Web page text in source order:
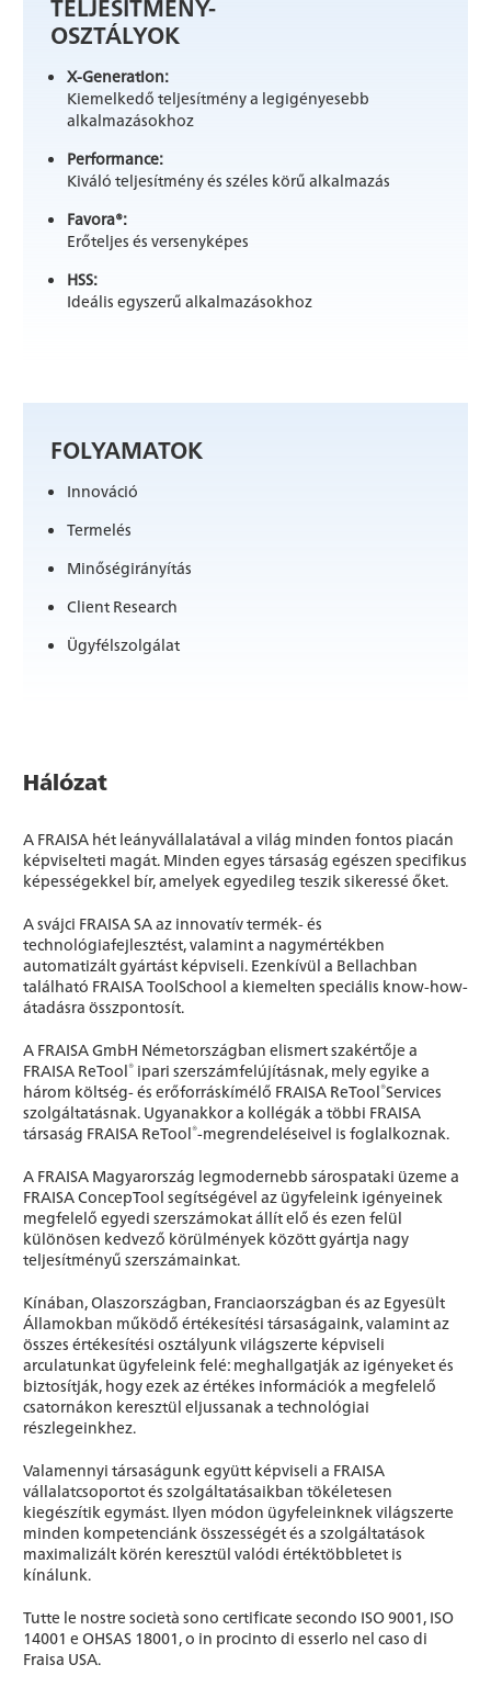
TELJESÍTMÉNY-
OSZTÁLYOK
X-Generation:
Kiemelkedő teljesítmény a legigényesebb
alkalmazásokhoz
Performance:
Kiváló teljesítmény és széles körű alkalmazás
Favora®:
Erőteljes és versenyképes
HSS:
Ideális egyszerű alkalmazásokhoz
FOLYAMATOK
Innováció
Termelés
Minőségirányítás
Client Research
Ügyfélszolgálat
Hálózat
A FRAISA hét leányvállalatával a világ minden fontos piacán
képviselteti magát. Minden egyes társaság egészen specifikus
képességekkel bír, amelyek egyedileg teszik sikeressé őket.
A svájci FRAISA SA az innovatív termék- és
technológiafejlesztést, valamint a nagymértékben
automatizált gyártást képviseli. Ezenkívül a Bellachban
található FRAISA ToolSchool a kiemelten speciális know-how-
átadásra összpontosít.
A FRAISA GmbH Németországban elismert szakértője a
FRAISA ReTool® ipari szerszámfelújításnak, mely egyike a
három költség- és erőforráskímélő FRAISA ReTool®Services
szolgáltatásnak. Ugyanakkor a kollégák a többi FRAISA
társaság FRAISA ReTool®-megrendeléseivel is foglalkoznak.
A FRAISA Magyarország legmodernebb sárospataki üzeme a
FRAISA ConcepTool segítségével az ügyfeleink igényeinek
megfelelő egyedi szerszámokat állít elő és ezen felül
különösen kedvező körülmények között gyártja nagy
teljesítményű szerszámainkat.
Kínában, Olaszországban, Franciaországban és az Egyesült
Államokban működő értékesítési társaságaink, valamint az
összes értékesítési osztályunk világszerte képviseli
arculatunkat ügyfeleink felé: meghallgatják az igényeket és
biztosítják, hogy ezek az értékes információk a megfelelő
csatornákon keresztül eljussanak a technológiai
részlegeinkhez.
Valamennyi társaságunk együtt képviseli a FRAISA
vállalatcsoportot és szolgáltatásaikban tökéletesen
kiegészítik egymást. Ilyen módon ügyfeleinknek világszerte
minden kompetenciánk összességét és a szolgáltatások
maximalizált körén keresztül valódi értéktöbbletet is
kínálunk.
Tutte le nostre società sono certificate secondo ISO 9001, ISO
14001 e OHSAS 18001, o in procinto di esserlo nel caso di
Fraisa USA.